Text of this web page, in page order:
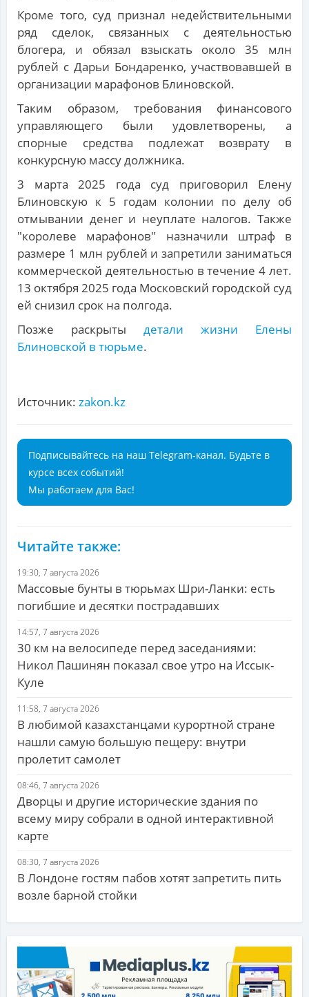
Кроме того, суд признал недействительными
ряд сделок, связанных с деятельностью
блогера, и обязал взыскать около 35 млн
рублей с Дарьи Бондаренко, участвовавшей в
организации марафонов Блиновской.
Таким образом, требования финансового
управляющего были удовлетворены, а
спорные средства подлежат возврату в
конкурсную массу должника.
3 марта 2025 года суд приговорил Елену
Блиновскую к 5 годам колонии по делу об
отмывании денег и неуплате налогов. Также
"королеве марафонов" назначили штраф в
размере 1 млн рублей и запретили заниматься
коммерческой деятельностью в течение 4 лет.
13 октября 2025 года Московский городской суд
ей снизил срок на полгода.
Позже раскрыты детали жизни Елены
Блиновской в тюрьме.
Источник: zakon.kz
Подписывайтесь на наш Telegram-канал. Будьте в
курсе всех событий!
Мы работаем для Вас!
Читайте также:
19:30, 7 августа 2026
Массовые бунты в тюрьмах Шри-Ланки: есть
погибшие и десятки пострадавших
14:57, 7 августа 2026
30 км на велосипеде перед заседаниями:
Никол Пашинян показал свое утро на Иссык-
Куле
11:58, 7 августа 2026
В любимой казахстанцами курортной стране
нашли самую большую пещеру: внутри
пролетит самолет
08:46, 7 августа 2026
Дворцы и другие исторические здания по
всему миру собрали в одной интерактивной
карте
08:30, 7 августа 2026
В Лондоне гостям пабов хотят запретить пить
возле барной стойки